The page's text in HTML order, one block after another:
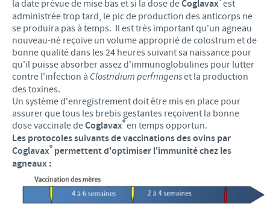
la date prévue de mise bas et si la dose deCoglavax est
administrée trop tard, le pic de production des anticorps ne
se produira pas à temps. Il est très important qu'un agneau
nouveau-né reçoive un volume approprié de colostrum et de
bonne qualité dans les 24 heures suivant sa naissance pour
qu'il puisse absorber assez d'immunoglobulines pour lutter
contre l'infection à Clostridium perfringenset la production
des toxines.
Un système d'enregistrement doit être mis en place pour
assurer que tous les brebis gestantes reçoivent la bonne
dose vaccinale deCoglavax®en temps opportun.
Les protocoles suivants de vaccinations des ovins par
Coglavax® permettent d'optimiser l'immunité chez les
agneaux :